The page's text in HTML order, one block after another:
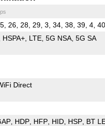
26, 28, 29, 3, 34, 38, 39, 4,
HSPA+ LTE 5G NSA 5G SA
Direct
HDP HFP HID HSP BT